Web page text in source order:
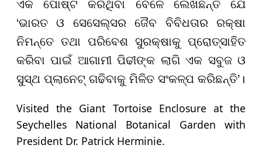
ଏକ ପୋଷ୍ଟ କରିଥିବା ବେଳେ ଲେଖିଛନ୍ତି ଯେ
‘ଭାରତ ଓ ସେସେଲ୍ସର ଜୈବ ବିବିଧତାର ରକ୍ଷା
ନିମନ୍ତେ ତଥା ପରିବେଶ ସୁରକ୍ଷାକୁ ପ୍ରୋତ୍ସାହିତ
କରିବା ପାଇଁ ଆଗାମୀ ପିଢୀଙ୍କ ଲାଗି ଏକ ସବୁଜ ଓ
ସୁସ୍ଥ ପ୍ଲାନେଟ୍ ଗଢିବାକୁ ମିଳିତ ସଂକଳ୍ପ କରିଛନ୍ତି’।
Visited the Giant Tortoise Enclosure at the
Seychelles National Botanical Garden with
President Dr. Patrick Herminie.